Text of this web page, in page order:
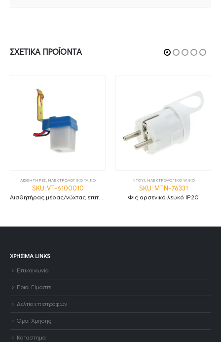
ΣΧΕΤΙΚΆ ΠΡΟΪΌΝΤΑ
ΑΙΣΘΗΤΗΡΕΣ, ΗΛΕΚΤΡΟΛΟΓΙΚΟ ΥΛΙΚΟ
SKU: VT-6100010
ΝΤΟΥΙ ΗΛΕΚΤΡΟΛΟΓΙΚΟ ΥΛΙΚΟ
SKU: MTN-76331
Φις αρσενικό λευκό IP20
ΧΡΉΣΙΜΑ LINKS
Επικοινωνία
Ποιοι Είμαστε
Δελτίο επιστροφών
Όροι Χρήσης
Κατάστημα